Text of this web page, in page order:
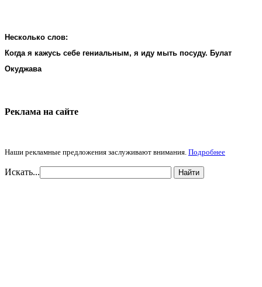
Несколько слов:
Когда я кажусь себе гениальным, я иду мыть посуду. Булат
Окуджава
Реклама на cайте
Наши рекламные предложения заслуживают внимания. Подробнее
Искать... Найти